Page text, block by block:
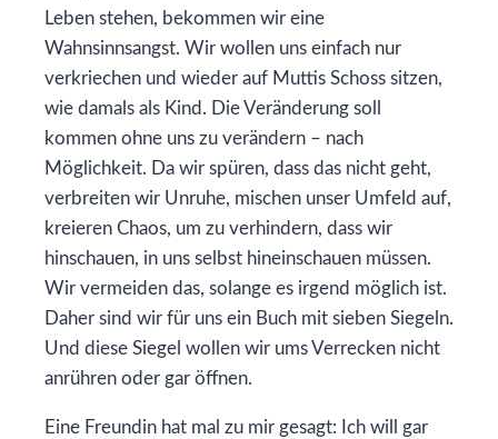
Leben stehen, bekommen wir eine
Wahnsinnsangst. Wir wollen uns einfach nur
verkriechen und wieder auf Muttis Schoss sitzen,
wie damals als Kind. Die Veränderung soll
kommen ohne uns zu verändern – nach
Möglichkeit. Da wir spüren, dass das nicht geht,
verbreiten wir Unruhe, mischen unser Umfeld auf,
kreieren Chaos, um zu verhindern, dass wir
hinschauen, in uns selbst hineinschauen müssen.
Wir vermeiden das, solange es irgend möglich ist.
Daher sind wir für uns ein Buch mit sieben Siegeln.
Und diese Siegel wollen wir ums Verrecken nicht
anrühren oder gar öffnen.
Eine Freundin hat mal zu mir gesagt: Ich will gar